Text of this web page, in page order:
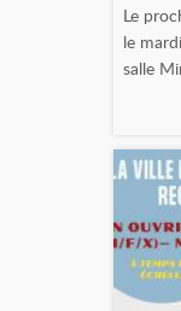
Le
le
salle